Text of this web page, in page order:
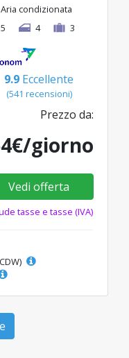
Aria condizionata
5
4 3
9.9 Eccellente
(541 recensioni)
Prezzo da:
giorno
Vedi offerta
tasse e tasse (IVA)